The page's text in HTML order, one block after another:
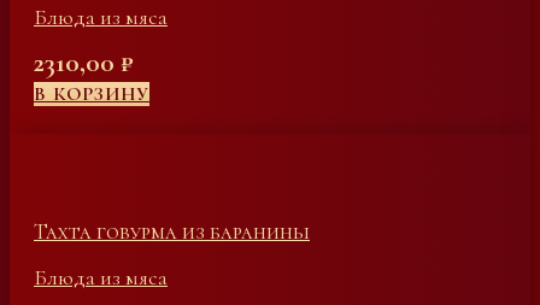
Блюда из мяса
2310,00 ₽
В КОРЗИНУ
Тахта говурма из баранины
Блюда из мяса